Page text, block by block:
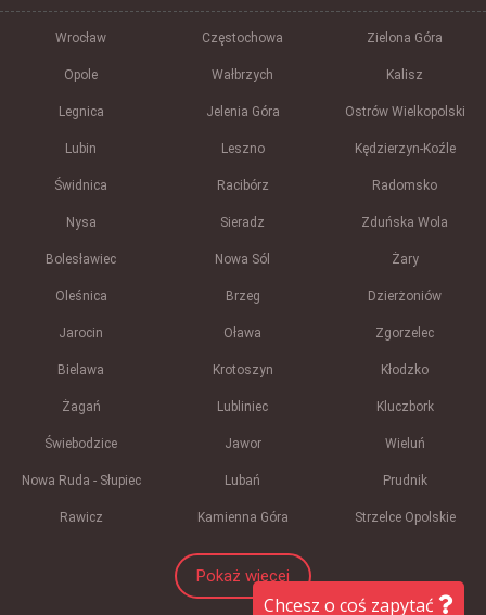
Wrocław Częstochowa Zielona Góra
Opole Wałbrzych Kalisz
Legnica Jelenia Góra Ostrów Wielkopolski
Lubin Leszno Kędzierzyn-Koźle
Świdnica Racibórz Radomsko
Nysa Sieradz Zduńska Wola
Bolesławiec Nowa Sól Żary
Oleśnica Brzeg Dzierżoniów
Jarocin Oława Zgorzelec
Bielawa Krotoszyn Kłodzko
Żagań Lubliniec Kluczbork
Świebodzice Jawor Wieluń
Nowa Ruda - Słupiec Lubań Prudnik
Rawicz Kamienna Góra Strzelce Opolskie
Pokaż więcej
Chcesz o coś zapytać